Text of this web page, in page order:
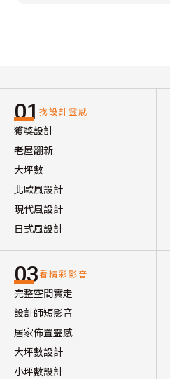
01 找設計靈感
獲獎設計
老屋翻新
大坪數
北歐風設計
現代風設計
日式風設計
03看精彩影音
完整空間實走
設計師短影音
居家佈置靈感
大坪數設計
小坪數設計